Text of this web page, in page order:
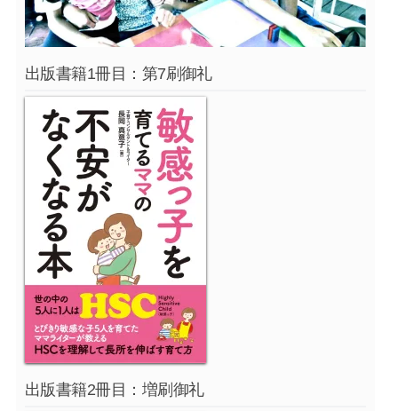
出版書籍1冊目：第7刷御礼
出版書籍2冊目：増刷御礼